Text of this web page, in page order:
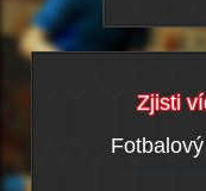
Zjisti